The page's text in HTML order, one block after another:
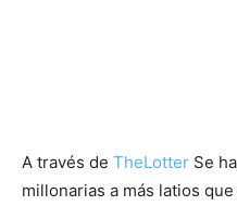
A través de TheLotter Se
millonarias a más latios